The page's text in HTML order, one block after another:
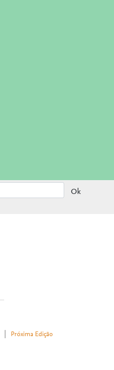
Ok
Próxima Edição